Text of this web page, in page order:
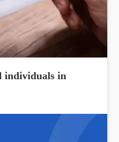
individuals in